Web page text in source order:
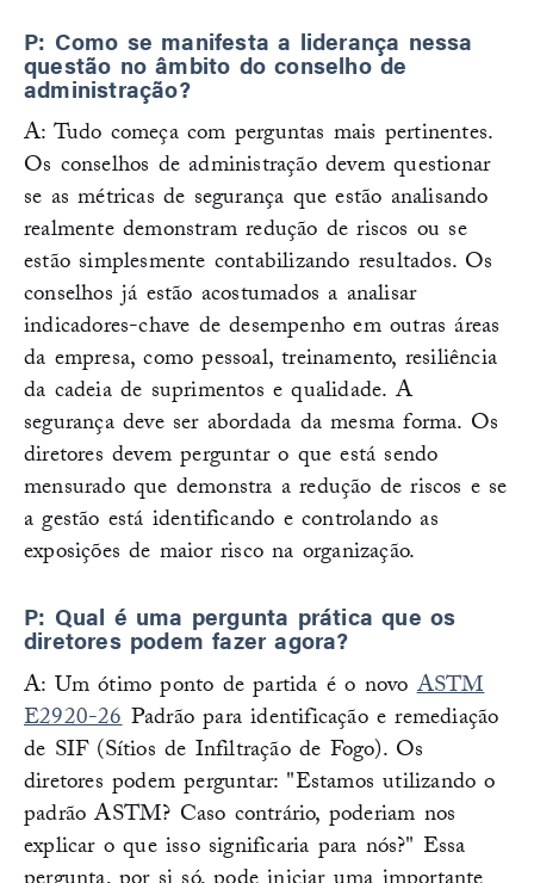
P: Como se manifesta a liderança nessa
questão no âmbito do conselho de
administração?
A: Tudo começa com perguntas mais pertinentes.
Os conselhos de administração devem questionar
se as métricas de segurança que estão analisando
realmente demonstram redução de riscos ou se
estão simplesmente contabilizando resultados. Os
conselhos já estão acostumados a analisar
indicadores-chave de desempenho em outras áreas
da empresa, como pessoal, treinamento, resiliência
da cadeia de suprimentos e qualidade. A
segurança deve ser abordada da mesma forma. Os
diretores devem perguntar o que está sendo
mensurado que demonstra a redução de riscos e se
a gestão está identificando e controlando as
exposições de maior risco na organização.
P: Qual é uma pergunta prática que os
diretores podem fazer agora?
A: Um ótimo ponto de partida é o novoASTM
E2920-26Padrão para identificação e remediação
de SIF (Sítios de Infiltração de Fogo). Os
diretores podem perguntar: "Estamos utilizando o
padrão ASTM? Caso contrário, poderiam nos
explicar o que isso significaria para nós?" Essa